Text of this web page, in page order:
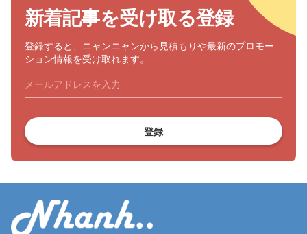
新着記事を受け取る登録
登録すると、ニャンニャンから見積もりや最新のプロモー
ション情報を受け取れます。
登録